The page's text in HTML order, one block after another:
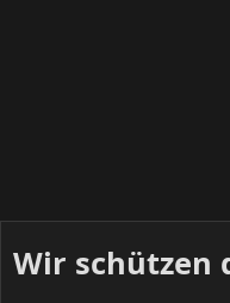
Wir schützen